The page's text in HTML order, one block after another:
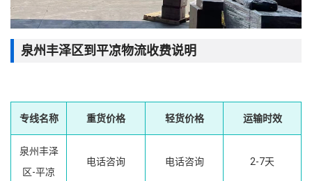
泉州丰泽区到平凉物流收费说明
专线名称 重货价格 轻货价格 运输时效
泉州丰泽
区-平凉
电话咨询 电话咨询 2-7天